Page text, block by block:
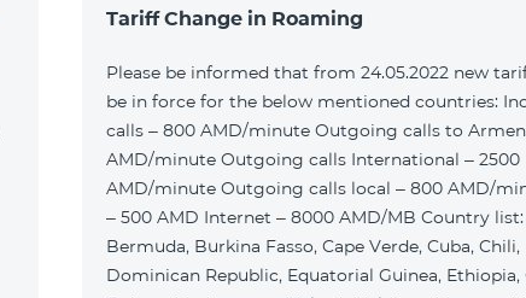
Tariff Change in Roaming
Please be informed that from 24.05.2022 new
be in force for the below mentioned countries:
calls – 800 AMD/minute Outgoing calls to
AMD/minute Outgoing calls International – 2500
AMD/minute Outgoing calls local – 800 AMD/
– 500 AMD Internet – 8000 AMD/MB Country
Bermuda, Burkina Fasso, Cape Verde, Cuba, Chili,
Dominican Republic, Equatorial Guinea, Ethiopia,